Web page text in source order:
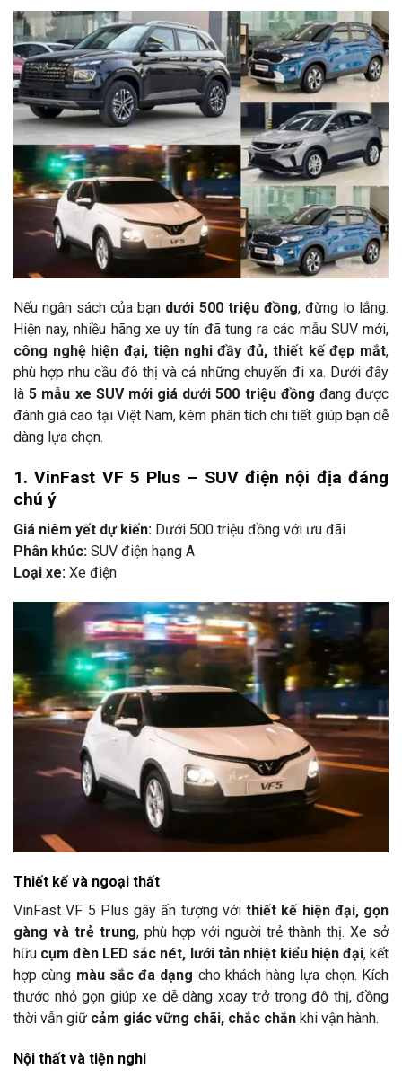
Nếu ngân sách của bạn dưới 500 triệu đồng, đừng lo lắng.
Hiện nay, nhiều hãng xe uy tín đã tung ra các mẫu SUV mới,
công nghệ hiện đại, tiện nghi đầy đủ, thiết kế đẹp mắt,
phù hợp nhu cầu đô thị và cả những chuyến đi xa. Dưới đây
là5 mẫu xe SUV mới giá dưới 500 triệu đồng đang được
đánh giá cao tại Việt Nam, kèm phân tích chi tiết giúp bạn dễ
dàng lựa chọn.
1. VinFast VF 5 Plus – SUV điện nội địa đáng
chú ý
Giá niêm yết dự kiến: Dưới 500 triệu đồng với ưu đãi
Phân khúc: SUV điện hạng A
Loại xe: Xe điện
Thiết kế và ngoại thất
VinFast VF 5 Plus gây ấn tượng với thiết kế hiện đại, gọn
gàng và trẻ trung, phù hợp với người trẻ thành thị. Xe sở
hữu cụm đèn LED sắc nét, lưới tản nhiệt kiểu hiện đại, kết
hợp cùng màu sắc đa dạng cho khách hàng lựa chọn. Kích
thước nhỏ gọn giúp xe dễ dàng xoay trở trong đô thị, đồng
thời vẫn giữ cảm giác vững chãi, chắc chắn khi vận hành.
Nội thất và tiện nghi